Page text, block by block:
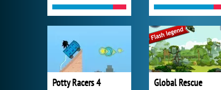
Potty Racers 4 Global Rescue